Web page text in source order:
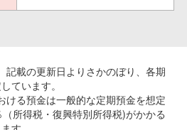
記載の更新日よりさかのぼり、各期
ています。
ける預金は一般的な定期預金を想定
所得税・復興特別所得税)がかかる